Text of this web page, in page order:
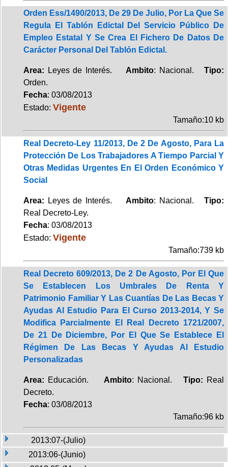
Orden Ess/1490/2013, De 29 De Julio, Por La Que Se
Regula El Tablón Edictal Del Servicio Público De
Empleo Estatal Y Se Crea El Fichero De Datos De
Carácter Personal Del Tablón Edictal.
Area: Leyes de Interés. Ambito: Nacional.Tipo:
Orden.
Fecha: 03/08/2013
Estado: Vigente
Tamaño:10 kb
Real Decreto-Ley 11/2013, De 2 De Agosto, Para La
Protección De Los Trabajadores A Tiempo Parcial Y
Otras Medidas Urgentes En El Orden Económico Y
Social
Area: Leyes de Interés.Ambito: Nacional.Tipo:
Real Decreto-Ley.
Fecha: 03/08/2013
Estado: Vigente
Tamaño:739 kb
Real Decreto 609/2013, De 2 De Agosto, Por El Que
Se Establecen Los Umbrales De Renta Y
Patrimonio Familiar Y Las Cuantías De Las Becas Y
Ayudas Al Estudio Para El Curso 2013-2014, Y Se
Modifica Parcialmente El Real Decreto 1721/2007,
De 21 De Diciembre, Por El Que Se Establece El
Régimen De Las Becas Y Ayudas Al Estudio
Personalizadas
Area: Educación. Ambito: Nacional. Tipo: Real
Decreto.
Fecha: 03/08/2013
Tamaño:96 kb
2013:07-(Julio)
2013:06-(Junio)